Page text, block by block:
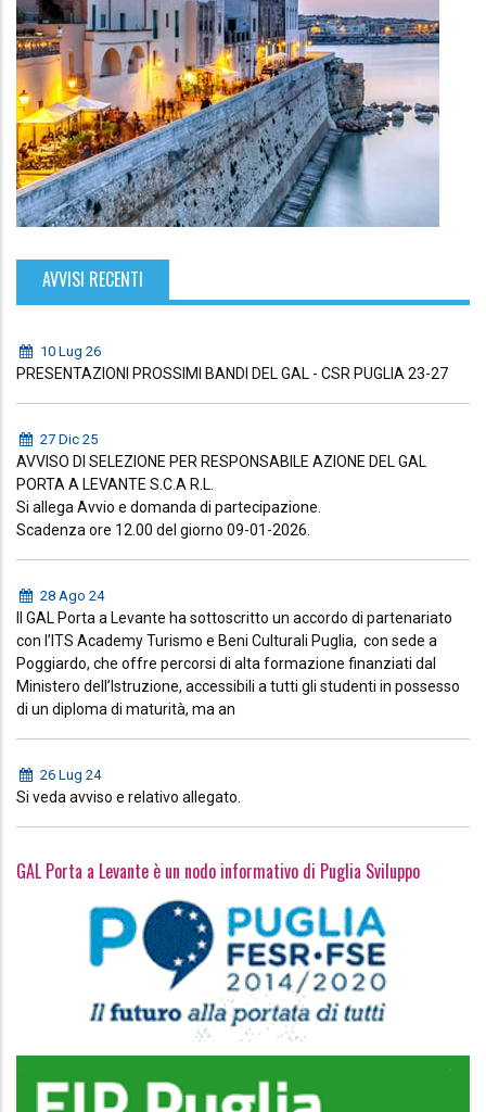
AVVISI RECENTI
10 Lug 26
PRESENTAZIONI PROSSIMI BANDI DEL GAL - CSR PUGLIA 23-27
27 Dic 25
AVVISO DI SELEZIONE PER RESPONSABILE AZIONE DEL GAL
PORTA A LEVANTE S.C.A R.L.
Si allega Avvio e domanda di partecipazione.
Scadenza ore 12.00 del giorno 09-01-2026.
28 Ago 24
Il GAL Porta a Levante ha sottoscritto un accordo di partenariato
con l’ITS Academy Turismo e Beni Culturali Puglia, con sede a
Poggiardo, che offre percorsi di alta formazione finanziati dal
Ministero dell’Istruzione, accessibili a tutti gli studenti in possesso
di un diploma di maturità, ma an
26 Lug 24
Si veda avviso e relativo allegato.
GAL Porta a Levante è un nodo informativo di Puglia Sviluppo